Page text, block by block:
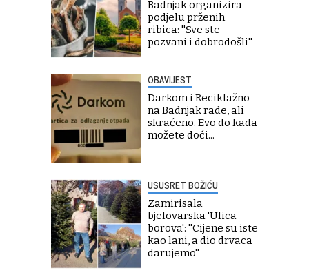
Badnjak organizira
podjelu prženih
ribica: ''Sve ste
pozvani i dobrodošli''
OBAVIJEST
Darkom i Reciklažno
na Badnjak rade, ali
skraćeno. Evo do kada
možete doći...
USUSRET BOŽIĆU
Zamirisala
bjelovarska 'Ulica
borova': ''Cijene su iste
kao lani, a dio drvaca
darujemo''